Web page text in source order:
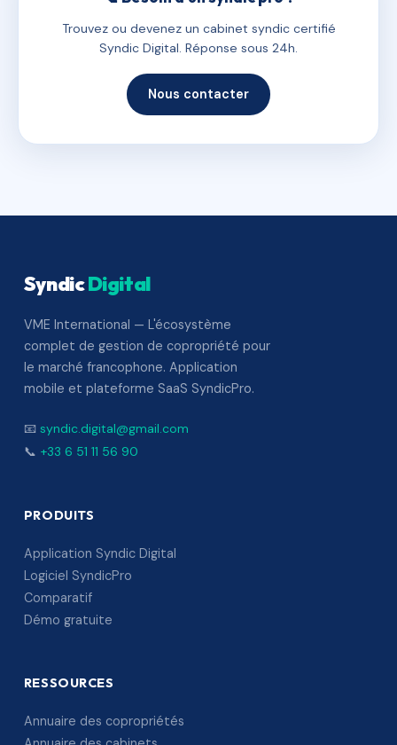
Trouvez ou devenez un cabinet syndic certifié
Syndic Digital. Réponse sous 24h.
Nous contacter
SyndicDigital
VME International — L'écosystème
complet de gestion de copropriété pour
le marché francophone. Application
mobile et plateforme SaaS SyndicPro.
📧 syndic.digital@gmail.com
📞 +33 6 51 11 56 90
PRODUITS
Application Syndic Digital
Logiciel SyndicPro
Comparatif
Démo gratuite
RESSOURCES
Annuaire des copropriétés